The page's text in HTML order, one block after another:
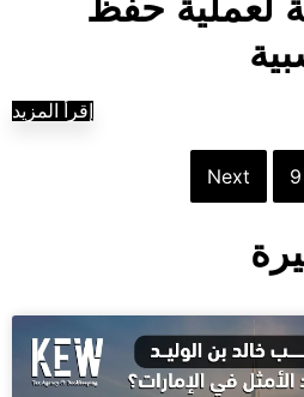
إقرأ المزيد
9
Next